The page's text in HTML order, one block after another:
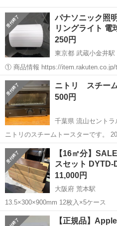
パナソニック照
リングライト 電
250円
東京都 武蔵小金井駅
① 商品情報 https://item.rakuten.co.jp/
東京 小金井市 武蔵小金井駅
ニトリ スチー
500円
千葉県 流山セントラ
ニトリのスチームトースターです。 2023年製 https://
net.jp/ec/product/8971901s/?
千葉 流山市 流山セントラル
【16㎡分】
スセット DYTD-
11,000円
大阪府 荒本駅
13.5×300×900mm 12枚入×5ケース
大阪 東大阪市 荒本駅 カ
【正規品】